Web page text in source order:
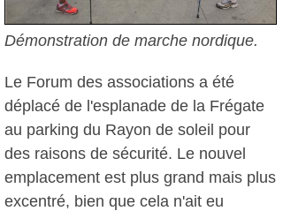
Démonstration de marche nordique.
Le Forum des associations a été
déplacé de l'esplanade de la Frégate
au parking du Rayon de soleil pour
des raisons de sécurité. Le nouvel
emplacement est plus grand mais plus
excentré, bien que cela n'ait eu